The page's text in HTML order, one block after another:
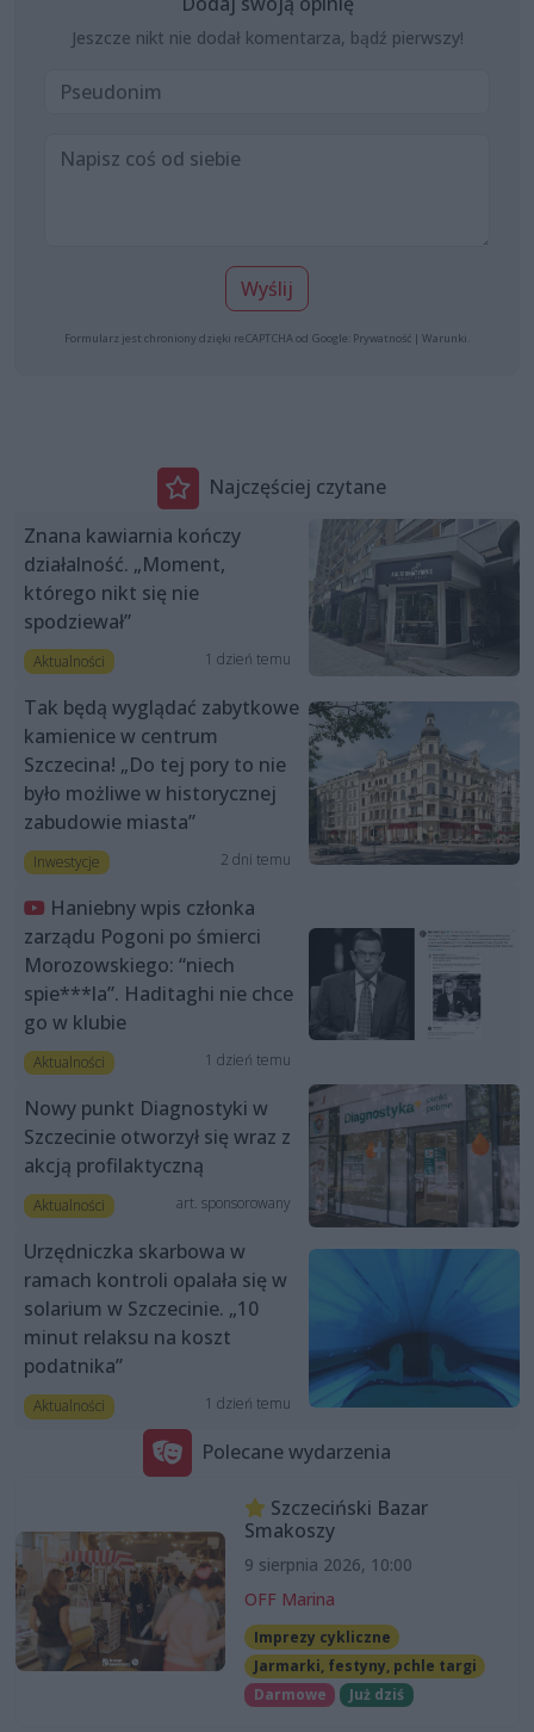
Jeszcze nikt nie dodał komentarza, bądź pierwszy!
Wyślij
Formularz jest chroniony dzięki reCAPTCHA od Google: Prywatność | Warunki
Najczęściej czytane
Znana kawiarnia kończy
działalność. „Moment,
którego nikt się nie
spodziewał”
Aktualności 1 dzień temu
Tak będą wyglądać zabytkowe
kamienice w centrum
Szczecina! „Do tej pory to nie
było możliwe w historycznej
zabudowie miasta”
Inwestycje 2 dni temu
Haniebny wpis członka
zarządu Pogoni po śmierci
Morozowskiego: “niech
spie***la”. Haditaghi nie chce
go w klubie
Aktualności 1 dzień temu
Nowy punkt Diagnostyki w
Szczecinie otworzył się wraz z
akcją profilaktyczną
Aktualności art. sponsorowany
Urzędniczka skarbowa w
ramach kontroli opalała się w
solarium w Szczecinie. „10
minut relaksu na koszt
podatnika”
Aktualności 1 dzień temu
Polecane wydarzenia
Szczeciński Bazar
Smakoszy
9 sierpnia 2026, 10:00
OFF Marina
Imprezy cykliczne
Jarmarki, festyny, pchle targi
Darmowe
Już dziś